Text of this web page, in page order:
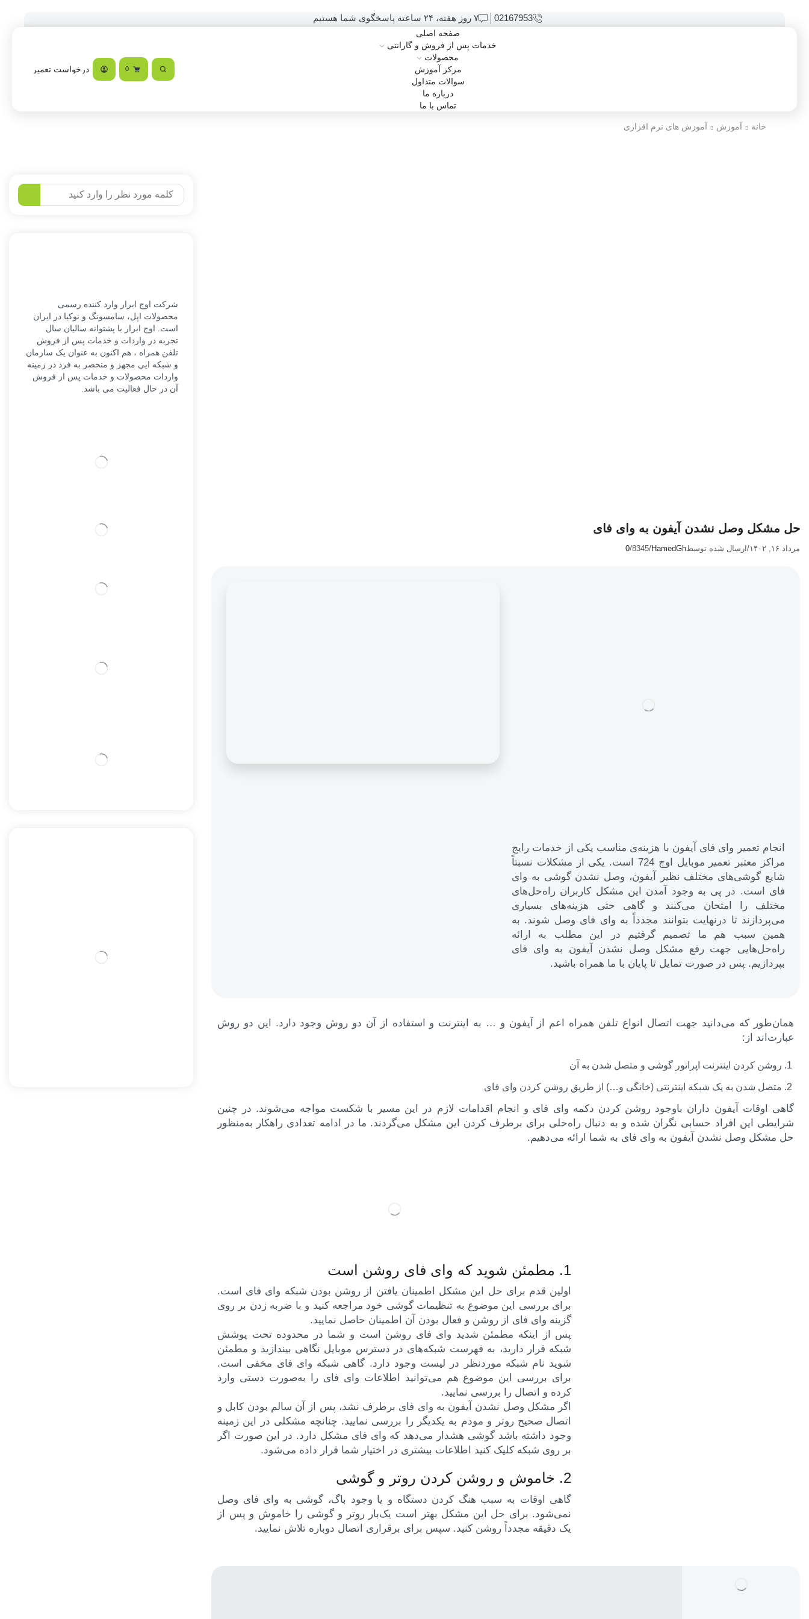
02167953
۷ روز هفته، ۲۴ ساعته پاسخگوی شما هستیم
صفحه اصلی
خدمات پس از فروش و گارانتی
محصولات
مرکز آموزش
سوالات متداول
درباره ما
تماس با ما
0 درخواست تعمیر
خانه آموزش آموزش های نرم افزاری
حل مشکل وصل نشدن آیفون به وای فای
مرداد ۱۶, ۱۴۰۲ / ارسال شده توسطHamedGh
/
8345
/
0
انجام تعمیر وای فای آیفون با هزینه‌ی مناسب یکی از خدمات رایج
مراکز معتبر تعمیر موبایل اوج 724 است. یکی از مشکلات نسبتاً
شایع گوشی‌های مختلف نظیر آیفون، وصل نشدن گوشی به وای
فای است. در پی به وجود آمدن این مشکل کاربران راه‌حل‌های
مختلف را امتحان می‌کنند و گاهی حتی هزینه‌های بسیاری
می‌پردازند تا درنهایت بتوانند مجدداً به وای فای وصل شوند. به
همین سبب هم ما تصمیم گرفتیم در این مطلب به ارائه
راه‌حل‌هایی جهت رفع مشکل وصل نشدن آیفون به وای فای
بپردازیم. پس در صورت تمایل تا پایان با ما همراه باشید.
همان‌طور که می‌دانید جهت اتصال انواع تلفن‌ همراه اعم از آیفون و … به اینترنت و استفاده از آن دو روش وجود دارد. این دو روش
عبارت‌اند از:
روشن کردن اینترنت اپراتور گوشی و متصل شدن به آن
متصل شدن به یک شبکه اینترنتی (خانگی و…) از طریق روشن کردن وای فای
گاهی اوقات آیفون داران باوجود روشن کردن دکمه وای فای و انجام اقدامات لازم در این مسیر با شکست مواجه می‌شوند. در چنین
شرایطی این افراد حسابی نگران شده و به دنبال راه‌حلی برای برطرف کردن این مشکل می‌گردند. ما در ادامه تعدادی راهکار به‌منظور
حل مشکل وصل نشدن آیفون به وای فای به شما ارائه می‌دهیم.
1. مطمئن شوید که وای فای روشن است
اولین قدم برای حل این مشکل اطمینان یافتن از روشن بودن شبکه وای فای است.
برای بررسی این موضوع به تنظیمات گوشی خود مراجعه کنید و با ضربه زدن بر روی
گزینه وای فای از روشن و فعال بودن آن اطمینان حاصل نمایید.
پس از اینکه مطمئن شدید وای فای روشن است و شما در محدوده تحت پوشش
شبکه قرار دارید، به فهرست شبکه‌های در دسترس موبایل نگاهی بیندازید و مطمئن
شوید نام شبکه موردنظر در لیست وجود دارد. گاهی شبکه وای فای مخفی است.
برای بررسی این موضوع هم می‌توانید اطلاعات وای فای را به‌صورت دستی وارد
کرده و اتصال را بررسی نمایید.
اگر مشکل وصل نشدن آیفون به وای فای برطرف نشد، پس از آن سالم بودن کابل و
اتصال صحیح روتر و مودم به یکدیگر را بررسی نمایید. چنانچه مشکلی در این زمینه
وجود داشته باشد گوشی هشدار می‌دهد که وای فای مشکل دارد. در این صورت اگر
بر روی شبکه کلیک کنید اطلاعات بیشتری در اختیار شما قرار داده می‌شود.
2. خاموش و روشن کردن روتر و گوشی
گاهی اوقات به سبب هنگ کردن دستگاه و یا وجود باگ، گوشی به وای فای وصل
نمی‌شود. برای حل این مشکل بهتر است یک‌بار روتر و گوشی را خاموش و پس از
یک دقیقه مجدداً روشن کنید. سپس برای برقراری اتصال دوباره تلاش نمایید.
شرکت اوج ابرار وارد کننده رسمی
محصولات اپل، سامسونگ و نوکیا در ایران
است. اوج ابرار با پشتوانه سالیان سال
تجربه در واردات و خدمات پس از فروش
تلفن همراه ، هم اکنون به عنوان یک سازمان
و شبکه ایی مجهز و منحصر به فرد در زمینه
واردات محصولات و خدمات پس از فروش
آن در حال فعالیت می باشد.